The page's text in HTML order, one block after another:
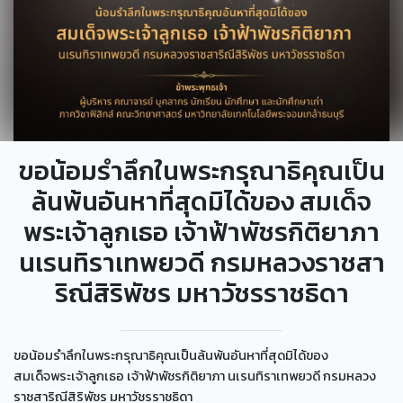
ขอน้อมรำลึกในพระกรุณาธิคุณเป็น
ล้นพ้นอันหาที่สุดมิได้ของ สมเด็จ
พระเจ้าลูกเธอ เจ้าฟ้าพัชรกิติยาภา
นเรนทิราเทพยวดี กรมหลวงราชสา
ริณีสิริพัชร มหาวัชรราชธิดา
ขอน้อมรำลึกในพระกรุณาธิคุณเป็นล้นพ้นอันหาที่สุดมิได้ของ
สมเด็จพระเจ้าลูกเธอ เจ้าฟ้าพัชรกิติยาภา นเรนทิราเทพยวดี กรมหลวง
ราชสาริณีสิริพัชร มหาวัชรราชธิดา